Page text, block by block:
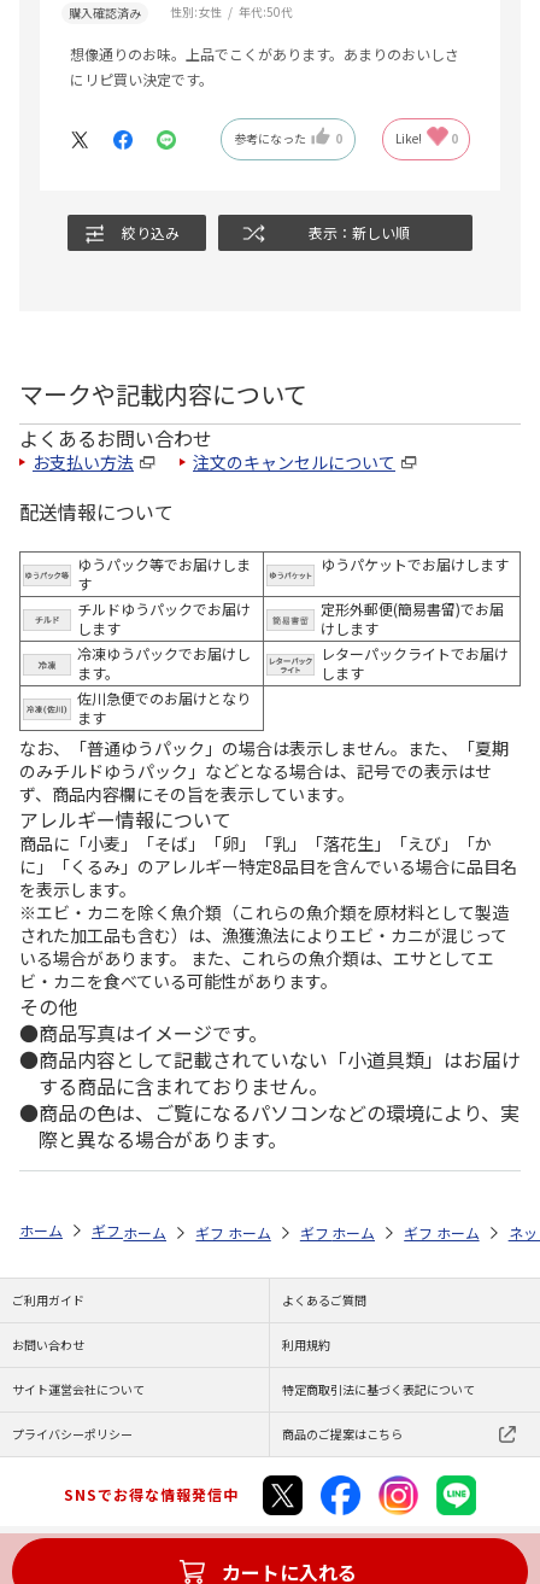
購入確認済み 性別:女性 年代:50代
想像通りのお味。上品でこくがあります。あまりのおいしさ
にリピ買い決定です。
参考になった 0 Like! 0
絞り込み 表示：新しい順
マークや記載内容について
よくあるお問い合わせ
お支払い方法 注文のキャンセルについて
配送情報について
ゆうパック等でお届けしま
す
ゆうパケットでお届けします
チルドゆうパックでお届け
します
定形外郵便(簡易書留)でお届
けします
冷凍ゆうパックでお届けし
ます。
レターパックライトでお届け
します
佐川急便でのお届けとなり
ます
なお、「普通ゆうパック」の場合は表示しません。また、「夏期
のみチルドゆうパック」などとなる場合は、記号での表示はせ
ず、商品内容欄にその旨を表示しています。
アレルギー情報について
商品に「小麦」「そば」「卵」「乳」「落花生」「えび」「か
に」「くるみ」のアレルギー特定8品目を含んでいる場合に品目名
を表示します。
※エビ・カニを除く魚介類（これらの魚介類を原材料として製造
された加工品も含む）は、漁獲漁法によりエビ・カニが混じって
いる場合があります。 また、これらの魚介類は、エサとしてエ
ビ・カニを食べている可能性があります。
その他
商品写真はイメージです。
商品内容として記載されていない「小道具類」はお届け
する商品に含まれておりません。
商品の色は、ご覧になるパソコンなどの環境により、実
際と異なる場合があります。
カートに入れる
ホーム ギフトストア お中元・夏ギフト特集 2026 おつまみ・お惣菜
ホーム ギフトストア お中元・夏ギフト特集 2026
ホーム ギフトストア お中元・夏ギフト
ホーム ギフトストア お
ホーム ネ
ご利用ガイド よくあるご質問
お問い合わせ 利用規約
サイト運営会社について 特定商取引法に基づく表記について
プライバシーポリシー 商品のご提案はこちら
SNSでお得な情報発信中